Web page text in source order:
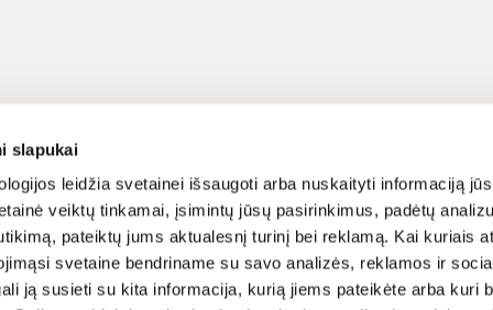
slapukai
leidžia svetainei išsaugoti arba nuskaityti informaciją
veiktų tinkamai, įsimintų jūsų pasirinkimus, padėtų
pateiktų jums aktualesnį turinį bei reklamą. Kai kuriais
svetaine bendriname su savo analizės, reklamos ir
ją susieti su kita informacija, kurią jiems pateikėte arba kuri
Способы оплаты
Доставка
Возврат товара
Программа
Новости и
Рецепты
Условия и
Политика